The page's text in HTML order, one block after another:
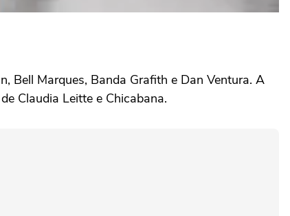
Bell Marques, Banda Grafith e Dan Ventura. A
Claudia Leitte e Chicabana.